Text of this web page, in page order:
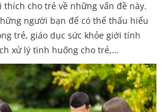
cho trẻ về những vấn đề này.
người bạn để có thể thấu hiểu
trẻ, giáo dục sức khỏe giới tính
xử lý tình huống cho trẻ,…